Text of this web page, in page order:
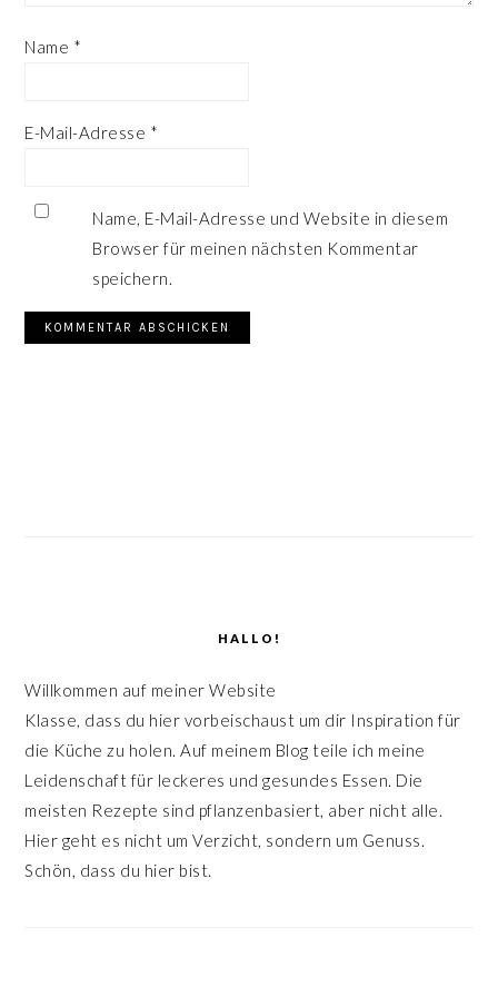
Name *
E-Mail-Adresse *
Name, E-Mail-Adresse und Website in diesem
Browser für meinen nächsten Kommentar
speichern.
HALLO!
Willkommen auf meiner Website
Klasse, dass du hier vorbeischaust um dir Inspiration für
die Küche zu holen. Auf meinem Blog teile ich meine
Leidenschaft für leckeres und gesundes Essen. Die
meisten Rezepte sind pflanzenbasiert, aber nicht alle.
Hier geht es nicht um Verzicht, sondern um Genuss.
Schön, dass du hier bist.